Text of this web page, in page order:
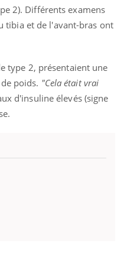
2). Différents examens
tibia et de l'avant-bras ont
type 2, présentaient une
poids. "Cela était vrai
d'insuline élevés (signe